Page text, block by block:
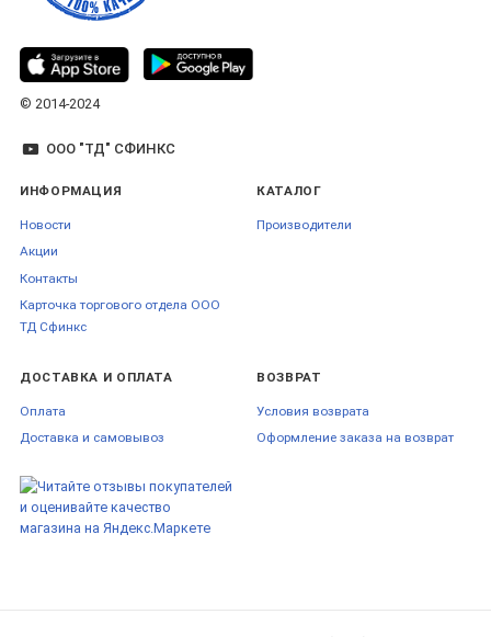
© 2014-2024
ООО "ТД" СФИНКС
ИНФОРМАЦИЯ
Новости
Акции
Контакты
Карточка торгового отдела ООО
ТД Сфинкс
КАТАЛОГ
Производители
ДОСТАВКА И ОПЛАТА
Оплата
Доставка и самовывоз
ВОЗВРАТ
Условия возврата
Оформление заказа на возврат